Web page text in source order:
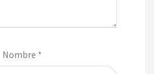
Nombre *